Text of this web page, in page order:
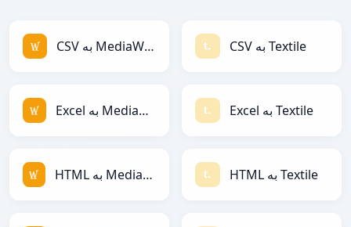
CSV به MediaWiki CSV به Textile
Excel به MediaWiki Excel به Textile
HTML به MediaWiki HTML به Textile